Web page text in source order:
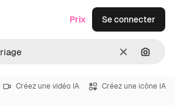
Effacer
Prix Se connecter
Créez une vidéo IA Créez une icône IA